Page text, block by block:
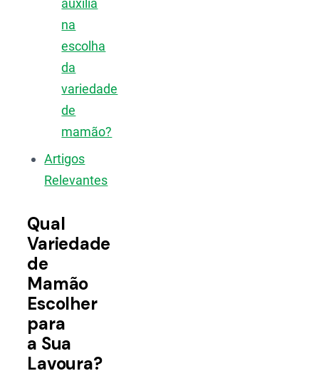
auxilia
na
escolha
da
variedade
de
mamão?
Artigos
Relevantes
Qual
Variedade
de
Mamão
Escolher
para
a Sua
Lavoura?